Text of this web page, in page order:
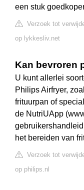
een stuk
Verzoek tot
op lykkesliv.net
Kan bevroren
U kunt allerlei
Philips Airfryer,
frituurpan of
de NutriUApp
het bereiden van
Verzoek tot
op philips.nl